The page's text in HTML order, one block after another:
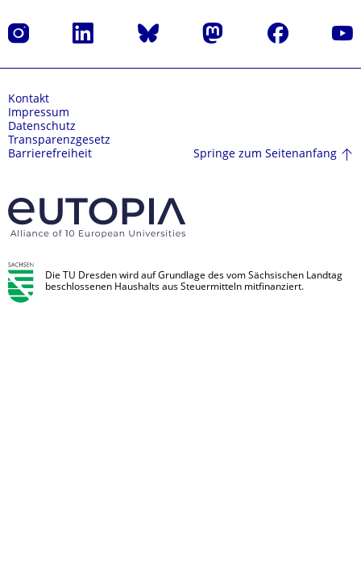
Instagram LinkedIn Bluesky Mastodon Facebook
Kontakt
Impressum
Datenschutz
Transparenzgesetz
Barrierefreiheit
Springe zum Seitenanfang
Die TU Dresden wird auf Grundlage des vom Sächsischen Landtag
beschlossenen Haushalts aus Steuermitteln mitfinanziert.